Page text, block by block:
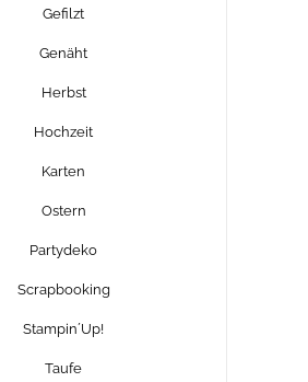
Gefilzt
Genäht
Herbst
Hochzeit
Karten
Ostern
Partydeko
Scrapbooking
Stampin´Up!
Taufe